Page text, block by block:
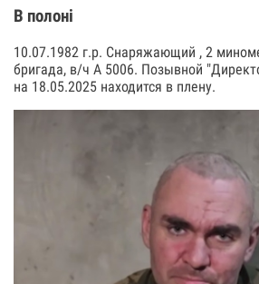
В полоні
10.07.1982 г.р. Снаряжающий , 2
бригада, в/ч А 5006. Позывной
на 18.05.2025 находится в плену.